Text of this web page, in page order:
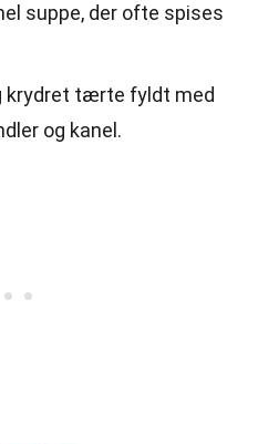
suppe, der ofte spises
krydret tærte fyldt med
og kanel.